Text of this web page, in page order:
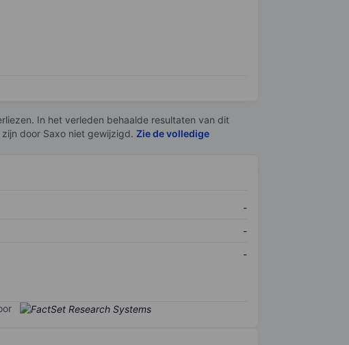
In het verleden behaalde resultaten van dit
door Saxo niet gewijzigd. Zie de volledige
-
-
-